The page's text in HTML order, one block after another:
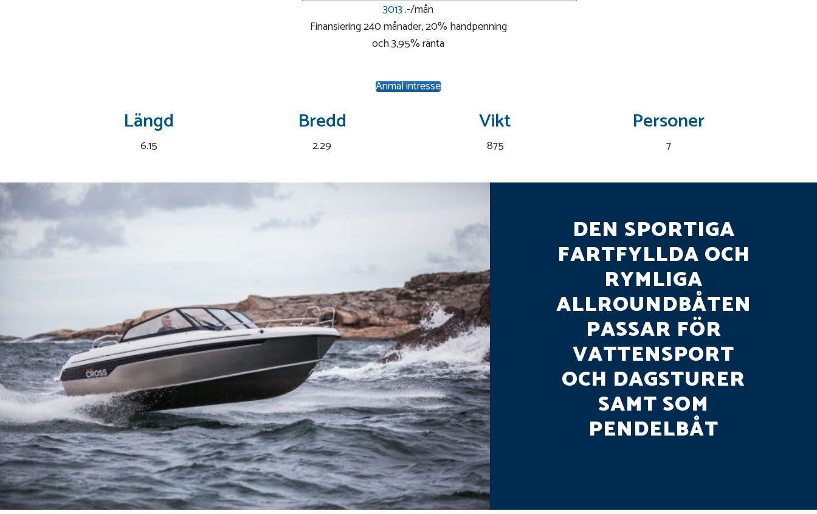
3013.-/mån
Finansiering 240 månader, 20% handpenning
och 3,95% ränta
Anmäl intresse
Längd
6.15
Bredd
2.29
Vikt
875
Personer
7
DEN SPORTIGA
FARTFYLLDA OCH
RYMLIGA
ALLROUNDBÅTEN
PASSAR FÖR
VATTENSPORT
OCH DAGSTURER
SAMT SOM
PENDELBÅT